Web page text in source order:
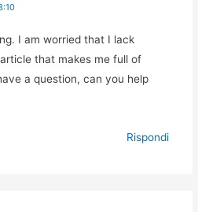
I am worried that I lack
that makes me full of
a question, can you help
Rispondi